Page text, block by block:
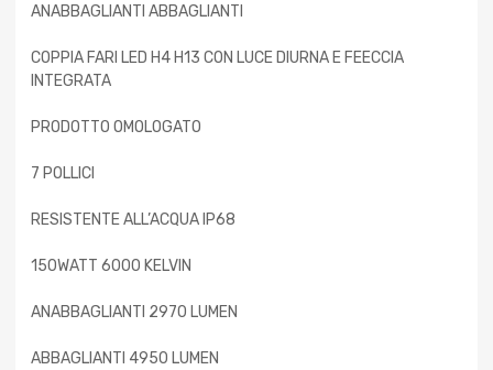
ANABBAGLIANTI ABBAGLIANTI
COPPIA FARI LED H4 H13 CON LUCE DIURNA E FEECCIA
INTEGRATA
PRODOTTO OMOLOGATO
7 POLLICI
RESISTENTE ALL’ACQUA IP68
150WATT 6000 KELVIN
ANABBAGLIANTI 2970 LUMEN
ABBAGLIANTI 4950 LUMEN